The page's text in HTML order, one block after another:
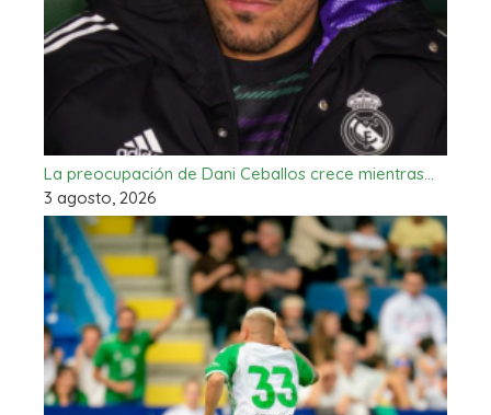
La preocupación de Dani Ceballos crece mientras…
3 agosto, 2026